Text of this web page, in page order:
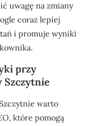
uwagę na zmiany
coraz lepiej
i promuje wyniki
przy
Szczytnie
warto
które pomogą